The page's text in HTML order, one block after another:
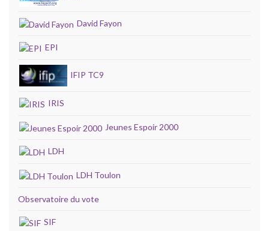
David Fayon
EPI
IFIP TC9
IRIS
Jeunes Espoir 2000
LDH
LDH Toulon
Observatoire du vote
SIF